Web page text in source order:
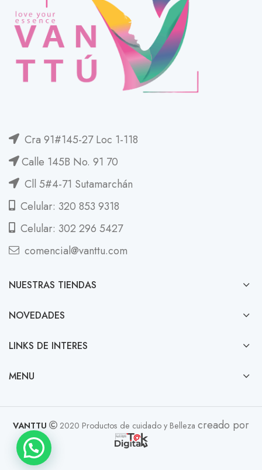
Cra 91#145-27 Loc 1-118
Calle 145B No. 91 70
Cll 5#4-71 Sutamarchán
Celular: 320 853 9318
Celular: 302 296 5427
comencial@vanttu.com
NUESTRAS TIENDAS
NOVEDADES
LINKS DE INTERES
MENU
VANTTU 2020 Productos de cuidado y Belleza creado por